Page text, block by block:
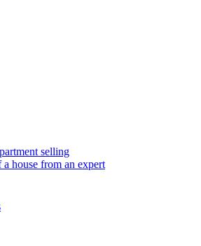
selling
a house from an expert